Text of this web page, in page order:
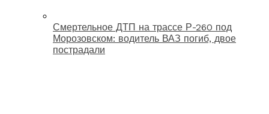
Смертельное ДТП на трассе Р-260 под
Морозовском: водитель ВАЗ погиб, двое
пострадали